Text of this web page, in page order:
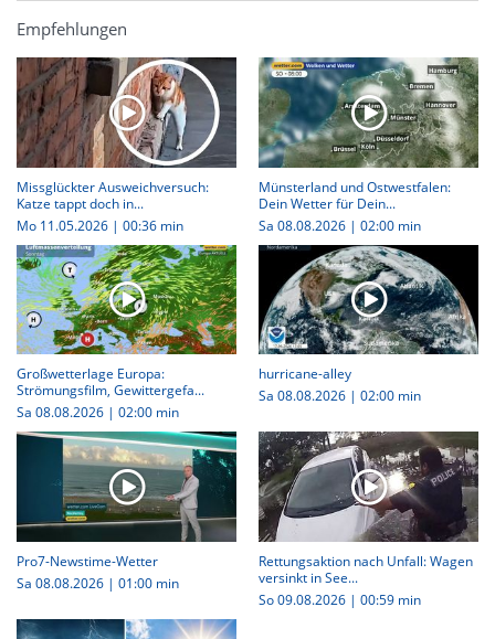
Empfehlungen
Missglückter Ausweichversuch:
Katze tappt doch in...
Mo 11.05.2026 | 00:36 min
Münsterland und Ostwestfalen:
Dein Wetter für Dein...
Sa 08.08.2026 | 02:00 min
Großwetterlage Europa:
Strömungsfilm, Gewittergefa...
Sa 08.08.2026 | 02:00 min
hurricane-alley
Sa 08.08.2026 | 02:00 min
Pro7-Newstime-Wetter
Sa 08.08.2026 | 01:00 min
Rettungsaktion nach Unfall: Wagen
versinkt in See...
So 09.08.2026 | 00:59 min